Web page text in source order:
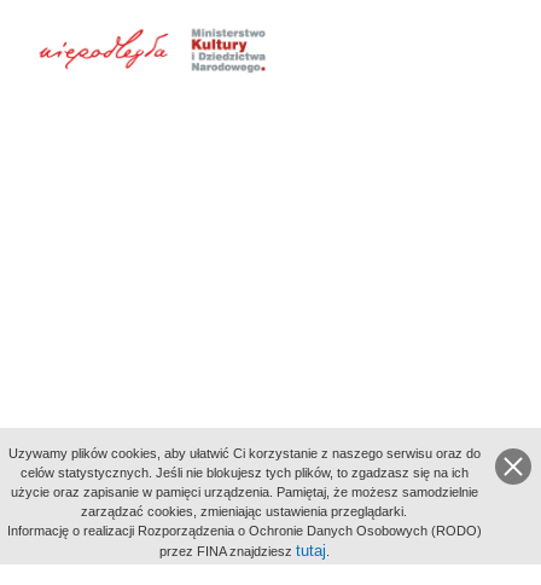
aktywności
Uzywamy plików cookies, aby ułatwić Ci korzystanie z naszego serwisu oraz do
celów statystycznych. Jeśli nie blokujesz tych plików, to zgadzasz się na ich
użycie oraz zapisanie w pamięci urządzenia. Pamiętaj, że możesz samodzielnie
zarządzać cookies, zmieniając ustawienia przeglądarki.
Informację o realizacji Rozporządzenia o Ochronie Danych Osobowych (RODO)
przez FINA znajdziesz tutaj